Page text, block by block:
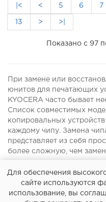
|< < 5 6 7
13 > >|
Показано с 97
При замене или
юнитов для печатающих
KYOCERA часто бывает
Список совместимых
копировальных
каждому чипу. Замена
представляет из себя
более сложную, чем
Оплата О нас
Для обеспечения
сайте используются
использование, вы